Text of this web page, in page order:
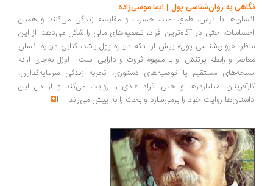
به روان‌شناسی پول | ایما موسی‌زاده
با ترس، طمع، امید، حسرت و مقایسه زندگی می‌کنند و همین
حتی در آگاه‌ترین افراد، تصمیم‌های مالی را شکل می‌دهد. از این
«روان‌شناسی پول» بیش از آنکه درباره پول باشد، کتابی درباره انسان
و رابطه پرتنش او با مفهوم ثروت و دارایی است... اوزل به‌جای ارائه
مستقیم یا توصیه‌های دستوری، تجربه زندگی سرمایه‌گذاران،
میلیاردرها و حتی افراد عادی را روایت می‌کند و از دل این
روایت خود را برمی‌سازد و بحث را به پیش می‌راند ...